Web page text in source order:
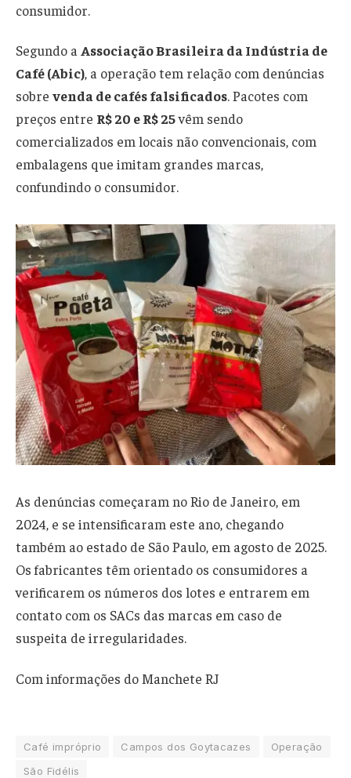
consumidor.
Segundo a Associação Brasileira da Indústria de
Café (Abic), a operação tem relação com denúncias
sobre venda de cafés falsificados. Pacotes com
preços entre R$ 20 e R$ 25vêm sendo
comercializados em locais não convencionais, com
embalagens que imitam grandes marcas,
confundindo o consumidor.
As denúncias começaram no Rio de Janeiro, em
2024, e se intensificaram este ano, chegando
também ao estado de São Paulo, em agosto de 2025.
Os fabricantes têm orientado os consumidores a
verificarem os números dos lotes e entrarem em
contato com os SACs das marcas em caso de
suspeita de irregularidades.
Com informações do Manchete RJ
Café impróprio Campos dos Goytacazes
Operação
São Fidélis